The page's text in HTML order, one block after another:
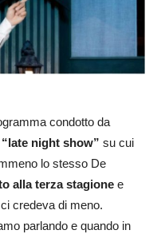
condotto da
night show” su cui
lo stesso De
alla terza stagione e
credeva di meno.
parlando e quando in